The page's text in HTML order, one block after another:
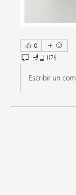
0
댓글 0개
Escribir un